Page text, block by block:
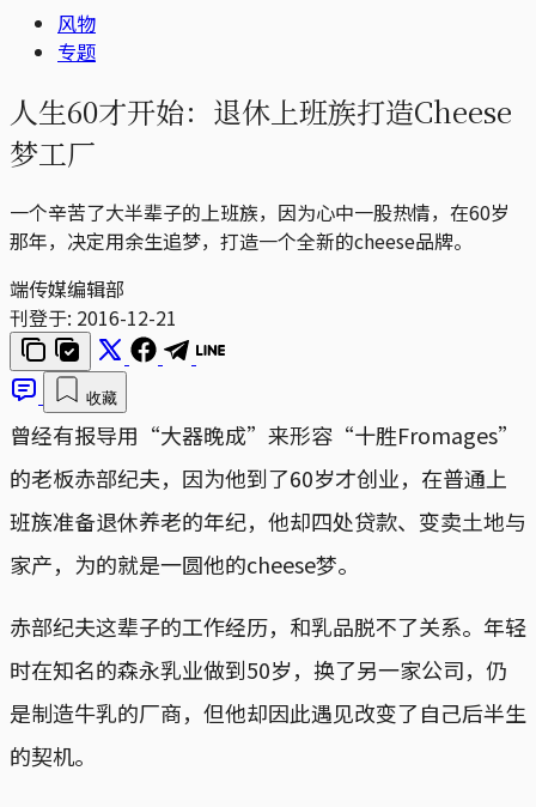
风物
专题
人生60才开始：退休上班族打造Cheese
梦工厂
一个辛苦了大半辈子的上班族，因为心中一股热情，在60岁
那年，决定用余生追梦，打造一个全新的cheese品牌。
端传媒编辑部
刊登于: 2016-12-21
收藏
曾经有报导用“大器晚成”来形容“十胜Fromages”
的老板赤部纪夫，因为他到了60岁才创业，在普通上
班族准备退休养老的年纪，他却四处贷款、变卖土地与
家产，为的就是一圆他的cheese梦。
赤部纪夫这辈子的工作经历，和乳品脱不了关系。年轻
时在知名的森永乳业做到50岁，换了另一家公司，仍
是制造牛乳的厂商，但他却因此遇见改变了自己后半生
的契机。